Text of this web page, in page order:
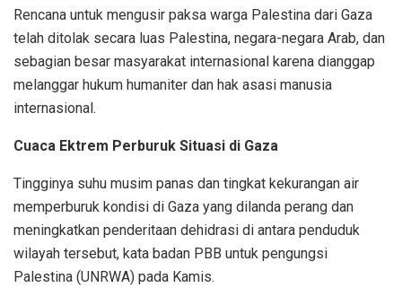
Rencana untuk mengusir paksa warga Palestina dari Gaza
telah ditolak secara luas Palestina, negara-negara Arab, dan
sebagian besar masyarakat internasional karena dianggap
melanggar hukum humaniter dan hak asasi manusia
internasional.
Cuaca Ektrem Perburuk Situasi di Gaza
Tingginya suhu musim panas dan tingkat kekurangan air
memperburuk kondisi di Gaza yang dilanda perang dan
meningkatkan penderitaan dehidrasi di antara penduduk
wilayah tersebut, kata badan PBB untuk pengungsi
Palestina (UNRWA) pada Kamis.